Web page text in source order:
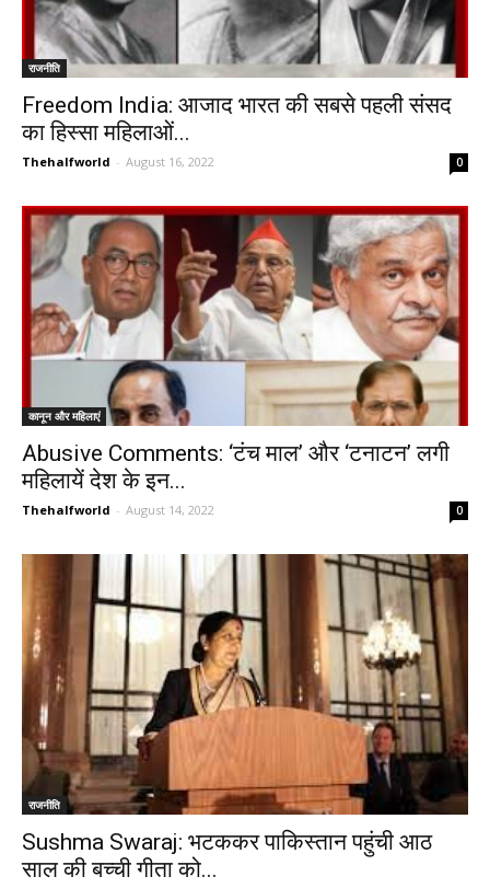
राजनीति
Freedom India: आजाद भारत की सबसे पहली संसद
का हिस्सा महिलाओं...
Thehalfworld - August 16, 2022 0
कानून और महिलाएं
Abusive Comments: ‘टंच माल’ और ‘टनाटन’ लगी
महिलायें देश के इन...
Thehalfworld - August 14, 2022 0
राजनीति
Sushma Swaraj: भटककर पाकिस्तान पहुंची आठ
साल की बच्ची गीता को...